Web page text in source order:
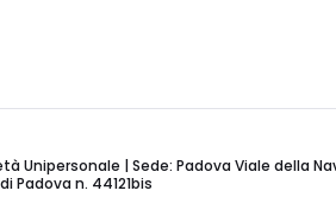
Unipersonale | Sede: Padova Viale della
Padova n. 44121bis